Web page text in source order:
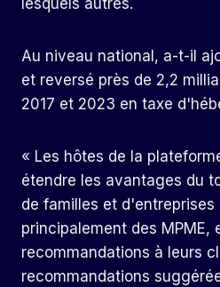
lesquels autres.
Au niveau national, a-t-il
et reversé près de 2,2
2017 et 2023 en taxe
« Les hôtes de la
étendre les avantages du
de familles et d'entreprises
principalement des MPME,
recommandations à leurs
recommandations